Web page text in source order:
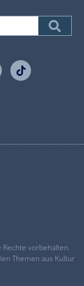
Rechte vorbehalten.
Themen aus Kultur